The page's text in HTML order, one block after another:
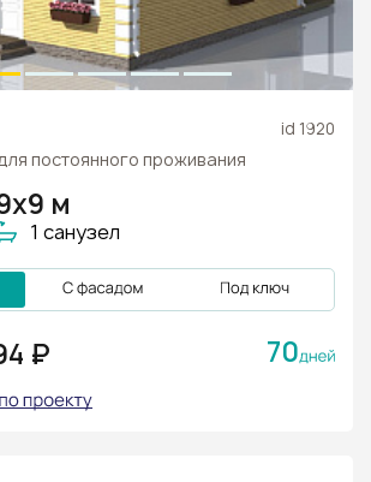
id 1920
постоянного проживания
м
1 санузел
₽ 70